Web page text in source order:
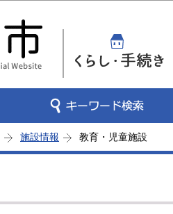
施設情報 教育・児童施設